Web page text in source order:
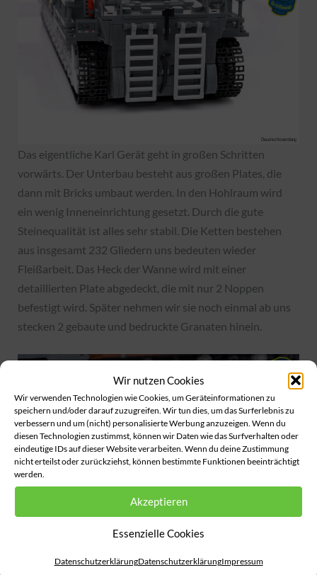
Wir nutzen Cookies
Wir verwenden Technologien wie Cookies, um Geräteinformationen zu
speichern und/oder darauf zuzugreifen. Wir tun dies, um das Surferlebnis zu
verbessern und um (nicht) personalisierte Werbung anzuzeigen. Wenn du
diesen Technologien zustimmst, können wir Daten wie das Surfverhalten oder
eindeutige IDs auf dieser Website verarbeiten. Wenn du deine Zustimmung
nicht erteilst oder zurückziehst, können bestimmte Funktionen beeinträchtigt
werden.
Akzeptieren
Essenzielle Cookies
DatenschutzerklärungDatenschutzerklärungImpressum
Das eigentliche Karl Gerät geht in großen Schritten
vorwärts. Der Unterbau besteht aus großen Plates, die
dann mit Bricks umbaut werden. In den Hohlraum wird
ein wenig Inneneinrichtung gesetzt. Durch die gute
Steinequalität ist alles sehr stabil. Die Ketten bestehen
aus insgesamt 232 Gliedern uns bedeuten wieder
Fleißarbeit. Das Heck der Wanne wird mit einer
detaillierten Plate abgedeckt, die mit nur 2 Noppen
befestigt wird. Später nehmen wir sie noch einmal ab uns
stecken 2 gebaute und bedruckte Granaten hinein.